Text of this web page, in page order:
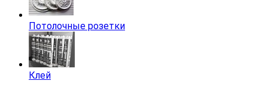
Потолочные розетки
Клей